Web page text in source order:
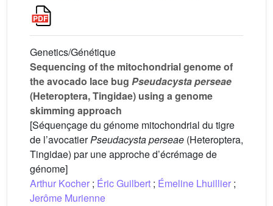
Genetics/Génétique
Sequencing of the mitochondrial genome of
the avocado lace bug Pseudacysta perseae
(Heteroptera, Tingidae) using a genome
skimming approach
[Séquençage du génome mitochondrial du tigre
de l’avocatierPseudacysta perseae (Heteroptera,
Tingidae) par une approche d’écrémage de
génome]
Arthur Kocher ; Éric Guilbert ; Émeline Lhuillier ;
Jerôme Murienne